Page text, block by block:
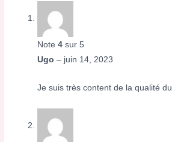
Note4 sur 5
Ugo– juin 14, 2023
Je suis très content de la qualité